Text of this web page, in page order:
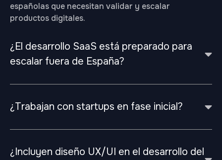
españolas que necesitan validar y escalar
productos digitales.
¿El desarrollo SaaS está preparado para
escalar fuera de España?
¿Trabajan con startups en fase inicial?
¿Incluyen diseño UX/UI en el desarrollo del